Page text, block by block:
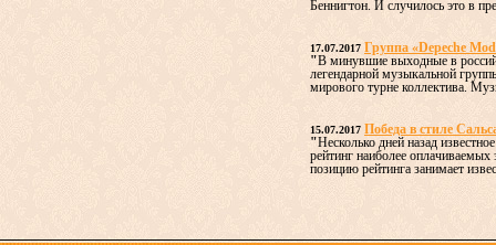
Беннигтон. И случилось это в
17.07.2017 Группа «Depeche
"В минувшие выходные в
легендарной музыкальной
мирового турне коллектива.
15.07.2017 Победа в стиле
"Несколько дней назад
рейтинг наиболее
позицию рейтинга занимает